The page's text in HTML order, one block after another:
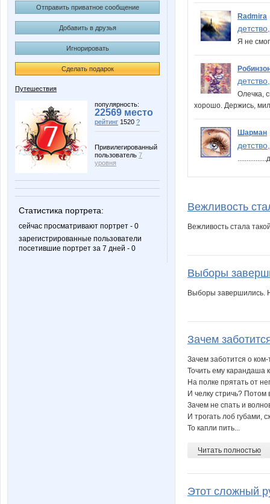
Отправить приватное сообщение
Добавить в друзья
Игнорировать
Сделать подарок
Путешествия
популярность:
22569 место
рейтинг 1520 ?
Привилегированный
пользователь 7
уровня
Статистика портрета:
сейчас просматривают портрет - 0
зарегистрированные пользователи
посетившие портрет за 7 дней - 0
Radmira
Я не
Олечка,
хорошо. Держись,
Шарман
Вежливость
Вежливость стала
Выборы
Выборы завершились.
Зачем
Зачем заботится о ком-
Точить ему карандаша
На полке прятать от
И челку стричь? Потом
Зачем не спать и
И трогать лоб губами,
То капли пить...
Читать полностью
Этот сложный